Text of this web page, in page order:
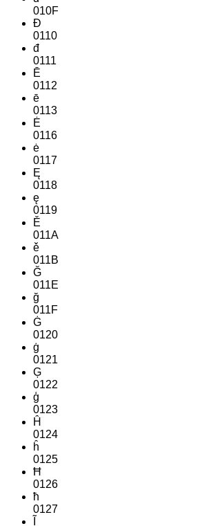
010F
Đ
0110
đ
0111
Ē
0112
ē
0113
Ė
0116
ė
0117
Ę
0118
ę
0119
Ě
011A
ě
011B
Ğ
011E
ğ
011F
Ġ
0120
ġ
0121
Ģ
0122
ģ
0123
Ĥ
0124
ĥ
0125
Ħ
0126
ħ
0127